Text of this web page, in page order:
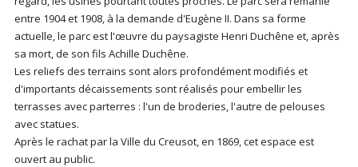
entre 1904 et 1908, à la demande d'Eugène II. Dans sa forme
actuelle, le parc est l'œuvre du paysagiste Henri Duchêne et, après
sa mort, de son fils Achille Duchêne.
Les reliefs des terrains sont alors profondément modifiés et
d'importants décaissements sont réalisés pour embellir les
terrasses avec parterres : l'un de broderies, l'autre de pelouses
avec statues.
Après le rachat par la Ville du Creusot, en 1869, cet espace est
ouvert au public.